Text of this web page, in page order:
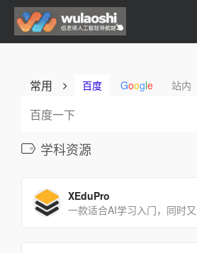
常用 百度 Google 站内
学科资源
XEduPro